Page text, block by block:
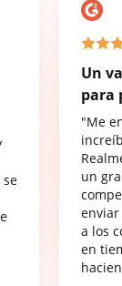
se
Un
para
"Me
un
a los
en